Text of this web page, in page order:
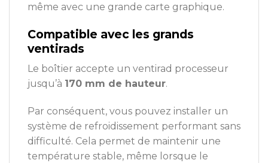
même avec une grande carte graphique.
Compatible avec les grands
ventirads
Le boîtier accepte un ventirad processeur
jusqu’à 170 mm de hauteur.
Par conséquent, vous pouvez installer un
système de refroidissement performant sans
difficulté. Cela permet de maintenir une
température stable, même lorsque le